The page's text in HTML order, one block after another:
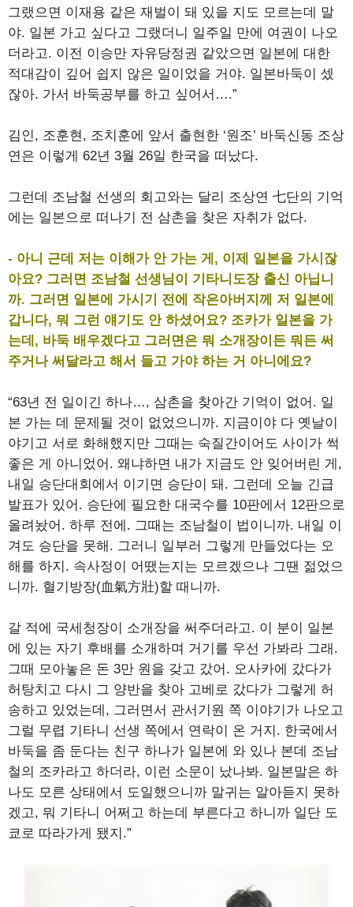
그랬으면 이재용 같은 재벌이 돼 있을 지도 모르는데 말
야. 일본 가고 싶다고 그랬더니 일주일 만에 여권이 나오
더라고. 이전 이승만 자유당정권 같았으면 일본에 대한
적대감이 깊어 쉽지 않은 일이었을 거야. 일본바둑이 셌
잖아. 가서 바둑공부를 하고 싶어서….”
김인, 조훈현, 조치훈에 앞서 출현한 ‘원조’ 바둑신동 조상
연은 이렇게 62년 3월 26일 한국을 떠났다.
그런데 조남철 선생의 회고와는 달리 조상연 七단의 기억
에는 일본으로 떠나기 전 삼촌을 찾은 자취가 없다.
- 아니 근데 저는 이해가 안 가는 게, 이제 일본을 가시잖
아요? 그러면 조남철 선생님이 기타니도장 출신 아닙니
까. 그러면 일본에 가시기 전에 작은아버지께 저 일본에
갑니다, 뭐 그런 얘기도 안 하셨어요? 조카가 일본을 가
는데, 바둑 배우겠다고 그러면은 뭐 소개장이든 뭐든 써
주거나 써달라고 해서 들고 가야 하는 거 아니에요?
“63년 전 일이긴 하나…, 삼촌을 찾아간 기억이 없어. 일
본 가는 데 문제될 것이 없었으니까. 지금이야 다 옛날이
야기고 서로 화해했지만 그때는 숙질간이어도 사이가 썩
좋은 게 아니었어. 왜냐하면 내가 지금도 안 잊어버린 게,
내일 승단대회에서 이기면 승단이 돼. 그런데 오늘 긴급
발표가 있어. 승단에 필요한 대국수를 10판에서 12판으로
올려놨어. 하루 전에. 그때는 조남철이 법이니까. 내일 이
겨도 승단을 못해. 그러니 일부러 그렇게 만들었다는 오
해를 하지. 속사정이 어땠는지는 모르겠으나 그땐 젊었으
니까. 혈기방장(血氣方壯)할 때니까.
갈 적에 국세청장이 소개장을 써주더라고. 이 분이 일본
에 있는 자기 후배를 소개하며 거기를 우선 가봐라 그래.
그때 모아놓은 돈 3만 원을 갖고 갔어. 오사카에 갔다가
허탕치고 다시 그 양반을 찾아 고베로 갔다가 그렇게 허
송하고 있었는데, 그러면서 관서기원 쪽 이야기가 나오고
그럴 무렵 기타니 선생 쪽에서 연락이 온 거지. 한국에서
바둑을 좀 둔다는 친구 하나가 일본에 와 있나 본데 조남
철의 조카라고 하더라, 이런 소문이 났나봐. 일본말은 하
나도 모른 상태에서 도일했으니까 말귀는 알아듣지 못하
겠고, 뭐 기타니 어쩌고 하는데 부른다고 하니까 일단 도
쿄로 따라가게 됐지.”